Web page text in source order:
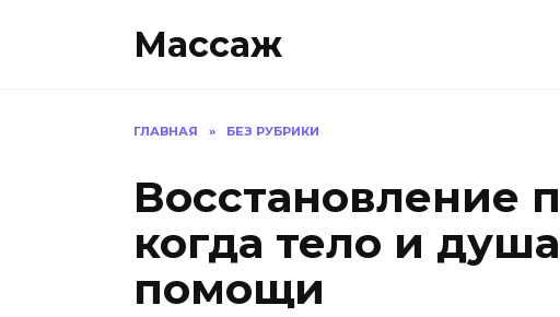
Массаж
ГЛАВНАЯ » БЕЗ РУБРИКИ
Восстановление
когда тело и
помощи